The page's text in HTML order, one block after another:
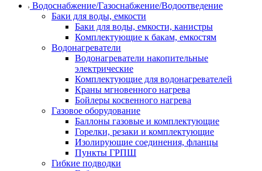
Водоснабжение/Газоснабжение/Водоотведение
Баки для воды, емкости
Баки для воды, емкости, канистры
Комплектующие к бакам, емкостям
Водонагреватели
Водонагреватели накопительные
электрические
Комплектующие для водонагревателей
Краны мгновенного нагрева
Бойлеры косвенного нагрева
Газовое оборудование
Баллоны газовые и комплектующие
Горелки, резаки и комплектующие
Изолирующие соединения, фланцы
Пункты ГРПШ
Гибкие подводки